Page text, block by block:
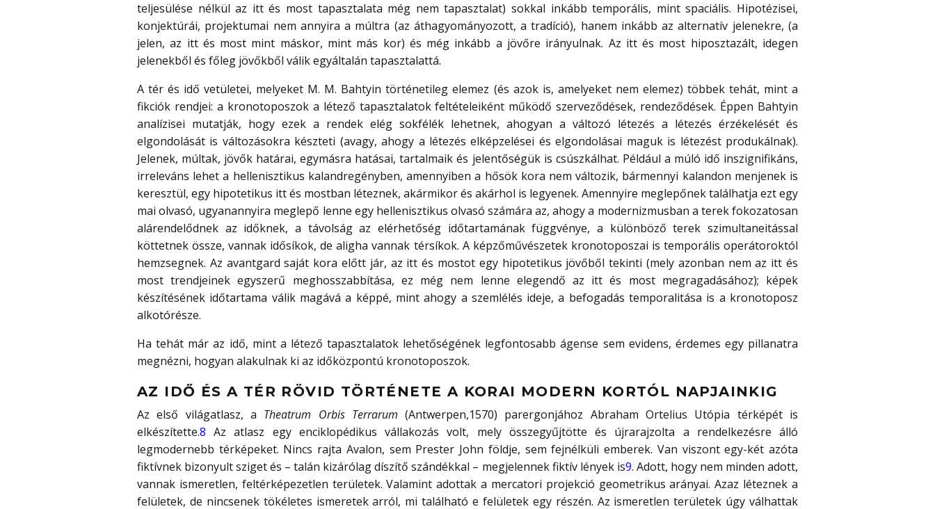
teljesülése nélkül az itt és most tapasztalata még nem tapasztalat) sokkal inkább temporális, mint spaciális. Hipotézisei,
konjektúrái, projektumai nem annyira a múltra (az áthagyományozott, a tradíció), hanem inkább az alternatív jelenekre, (a
jelen, az itt és most mint máskor, mint más kor) és még inkább a jövőre irányulnak. Az itt és most hiposztazált, idegen
jelenekből és főleg jövőkből válik egyáltalán tapasztalattá.
A tér és idő vetületei, melyeket M. M. Bahtyin történetileg elemez (és azok is, amelyeket nem elemez) többek tehát, mint a
fikciók rendjei: a kronotoposzok a létező tapasztalatok feltételeiként működő szerveződések, rendeződések. Éppen Bahtyin
analízisei mutatják, hogy ezek a rendek elég sokfélék lehetnek, ahogyan a változó létezés a létezés érzékelését és
elgondolását is változásokra készteti (avagy, ahogy a létezés elképzelései és elgondolásai maguk is létezést produkálnak).
Jelenek, múltak, jövők határai, egymásra hatásai, tartalmaik és jelentőségük is csúszkálhat. Például a múló idő inszignifikáns,
irreleváns lehet a hellenisztikus kalandregényben, amennyiben a hősök kora nem változik, bármennyi kalandon menjenek is
keresztül, egy hipotetikus itt és mostban léteznek, akármikor és akárhol is legyenek. Amennyire meglepőnek találhatja ezt egy
mai olvasó, ugyanannyira meglepő lenne egy hellenisztikus olvasó számára az, ahogy a modernizmusban a terek fokozatosan
alárendelődnek az időknek, a távolság az elérhetőség időtartamának függvénye, a különböző terek szimultaneitással
köttetnek össze, vannak idősíkok, de aligha vannak térsíkok. A képzőművészetek kronotoposzai is temporális operátoroktól
hemzsegnek. Az avantgard saját kora előtt jár, az itt és mostot egy hipotetikus jövőből tekinti (mely azonban nem az itt és
most trendjeinek egyszerű meghosszabbítása, ez még nem lenne elegendő az itt és most megragadásához); képek
készítésének időtartama válik magává a képpé, mint ahogy a szemlélés ideje, a befogadás temporalitása is a kronotoposz
alkotórésze.
Ha tehát már az idő, mint a létező tapasztalatok lehetőségének legfontosabb ágense sem evidens, érdemes egy pillanatra
megnézni, hogyan alakulnak ki az időközpontú kronotoposzok.
AZ IDŐ ÉS A TÉR RÖVID TÖRTÉNETE A KORAI MODERN KORTÓL NAPJAINKIG
Az első világatlasz, a Theatrum Orbis Terrarum(Antwerpen,1570) parergonjához Abraham Ortelius Utópia térképét is
elkészítette.8 Az atlasz egy enciklopédikus vállakozás volt, mely összegyűjtötte és újrarajzolta a rendelkezésre álló
legmodernebb térképeket. Nincs rajta Avalon, sem Prester John földje, sem fejnélküli emberek. Van viszont egy-két azóta
fiktívnek bizonyult sziget és – talán kizárólag díszítő szándékkal – megjelennek fiktív lények is9. Adott, hogy nem minden adott,
vannak ismeretlen, feltérképezetlen területek. Valamint adottak a mercatori projekció geometrikus arányai. Azaz léteznek a
felületek, de nincsenek tökéletes ismeretek arról, mi található e felületek egy részén. Az ismeretlen területek úgy válhattak